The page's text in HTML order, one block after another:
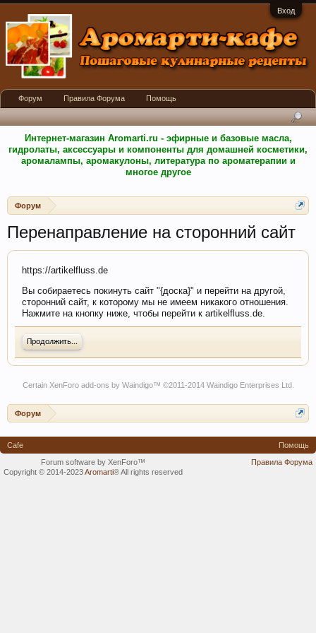
Вход
Интернет-магазин Aromarti.ru - эфирные и базовые масла,
гидролаты, аксессуары и компоненты для домашней косметики,
аромалампы, аромакулоны, литература по ароматерапии и
многое другое
Форум
Перенаправление на сторонний сайт
https://artikelfluss.de
Вы собираетесь покинуть сайт "{доска}" и перейти на другой,
сторонний сайт, к которому мы не имеем никакого отношения.
Нажмите на кнопку ниже, чтобы перейти к artikelfluss.de.
Продолжить...
Certain XenForo add-ons by Waindigo™ ©2011-2014 Waindigo Enterprises Ltd.
Форум
Форум Правила Форума Помощь
Cafe
Помощь
Правила Форума
Forum software by XenForo™
Copyright © 2014-2023Aromarti®All rights reserved